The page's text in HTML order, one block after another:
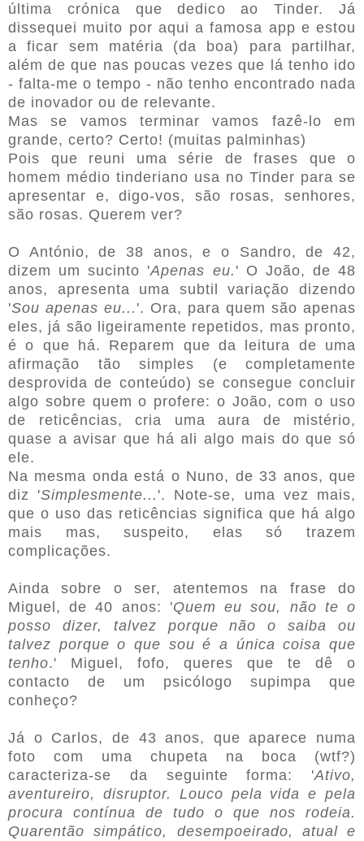
última crónica que dedico ao Tinder. Já
dissequei muito por aqui a famosa app e estou
a ficar sem matéria (da boa) para partilhar,
além de que nas poucas vezes que lá tenho ido
- falta-me o tempo - não tenho encontrado nada
de inovador ou de relevante.
Mas se vamos terminar vamos fazê-lo em
grande, certo? Certo! (muitas palminhas)
Pois que reuni uma série de frases que o
homem médio tinderiano usa no Tinder para se
apresentar e, digo-vos, são rosas, senhores,
são rosas. Querem ver?
O António, de 38 anos, e o Sandro, de 42,
dizem um sucinto 'Apenas eu. ' O João, de 48
anos, apresenta uma subtil variação dizendo
'Sou apenas eu... '. Ora, para quem são apenas
eles, já são ligeiramente repetidos, mas pronto,
é o que há. Reparem que da leitura de uma
afirmação tão simples (e completamente
desprovida de conteúdo) se consegue concluir
algo sobre quem o profere: o João, com o uso
de reticências, cria uma aura de mistério,
quase a avisar que há ali algo mais do que só
ele.
Na mesma onda está o Nuno, de 33 anos, que
diz 'Simplesmente... '. Note-se, uma vez mais,
que o uso das reticências significa que há algo
mais mas, suspeito, elas só trazem
complicações.
Ainda sobre o ser, atentemos na frase do
Miguel, de 40 anos: 'Quem eu sou, não te o
posso dizer, talvez porque não o saiba ou
talvez porque o que sou é a única coisa que
tenho.' Miguel, fofo, queres que te dê o
contacto de um psicólogo supimpa que
conheço?
Já o Carlos, de 43 anos, que aparece numa
foto com uma chupeta na boca (wtf?)
caracteriza-se da seguinte forma: 'Ativo,
aventureiro, disruptor. Louco pela vida e pela
procura contínua de tudo o que nos rodeia.
Quarentão simpático, desempoeirado, atual e